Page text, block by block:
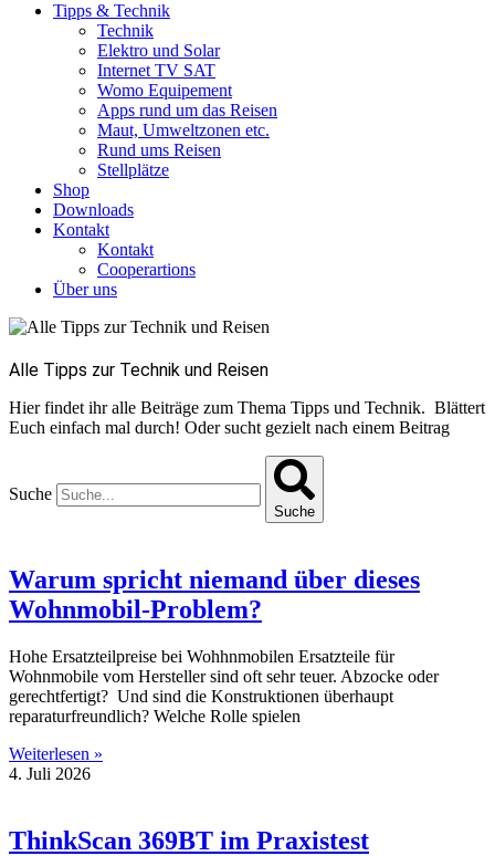
Tipps & Technik
Technik
Elektro und Solar
Internet TV SAT
Womo Equipement
Apps rund um das Reisen
Maut, Umweltzonen etc.
Rund ums Reisen
Stellplätze
Shop
Downloads
Kontakt
Kontakt
Cooperartions
Über uns
Alle Tipps zur Technik und Reisen
Hier findet ihr alle Beiträge zum Thema Tipps und Technik. Blättert
Euch einfach mal durch! Oder sucht gezielt nach einem Beitrag
Suche
Suche
Warum spricht niemand über dieses
Wohnmobil-Problem?
Hohe Ersatzteilpreise bei Wohhnmobilen Ersatzteile für
Wohnmobile vom Hersteller sind oft sehr teuer. Abzocke oder
gerechtfertigt? Und sind die Konstruktionen überhaupt
reparaturfreundlich? Welche Rolle spielen
Weiterlesen »
4. Juli 2026
ThinkScan 369BT im Praxistest